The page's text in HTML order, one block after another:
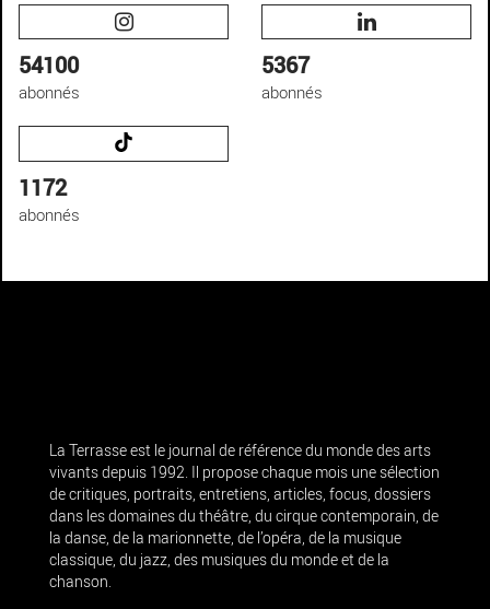
54100
abonnés
5367
abonnés
1172
abonnés
La Terrasse est le journal de référence du monde des arts
vivants depuis 1992. Il propose chaque mois une sélection
de critiques, portraits, entretiens, articles, focus, dossiers
dans les domaines du théâtre, du cirque contemporain, de
la danse, de la marionnette, de l’opéra, de la musique
classique, du jazz, des musiques du monde et de la
chanson.